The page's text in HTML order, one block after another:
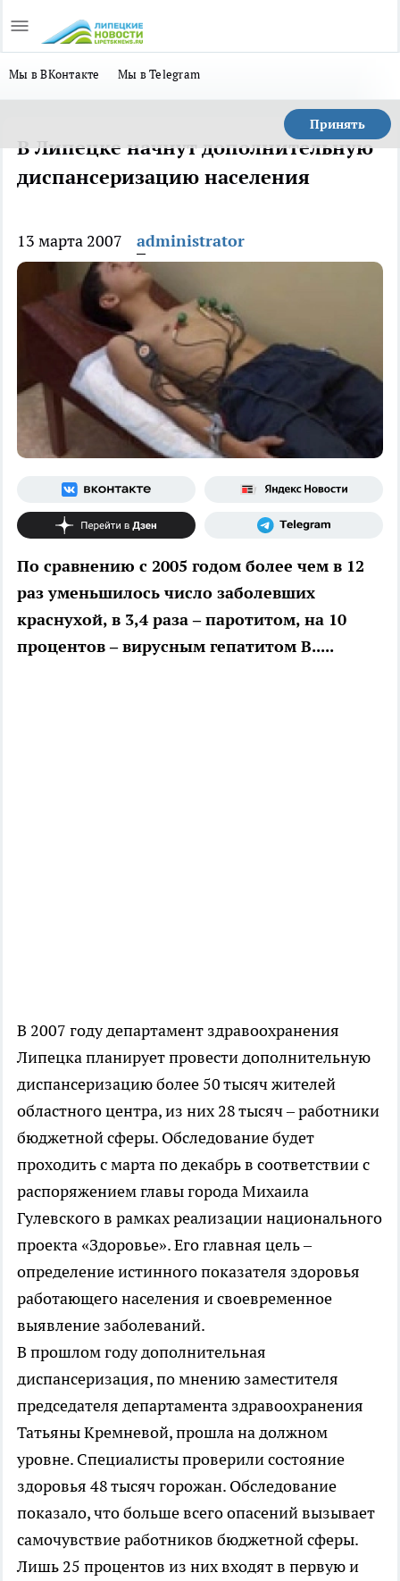
Мы в ВКонтакте Мы в Telegram
Принять
В Липецке начнут дополнительную
диспансеризацию населения
13 марта 2007 administrator
По сравнению с 2005 годом более чем в 12
раз уменьшилось число заболевших
краснухой, в 3,4 раза – паротитом, на 10
процентов – вирусным гепатитом В.....
В 2007 году департамент здравоохранения
Липецка планирует провести дополнительную
диспансеризацию более 50 тысяч жителей
областного центра, из них 28 тысяч – работники
бюджетной сферы. Обследование будет
проходить с марта по декабрь в соответствии с
распоряжением главы города Михаила
Гулевского в рамках реализации национального
проекта «Здоровье». Его главная цель –
определение истинного показателя здоровья
работающего населения и своевременное
выявление заболеваний.
В прошлом году дополнительная
диспансеризация, по мнению заместителя
председателя департамента здравоохранения
Татьяны Кремневой, прошла на должном
уровне. Специалисты проверили состояние
здоровья 48 тысяч горожан. Обследование
показало, что больше всего опасений вызывает
самочувствие работников бюджетной сферы.
Лишь 25 процентов из них входят в первую и